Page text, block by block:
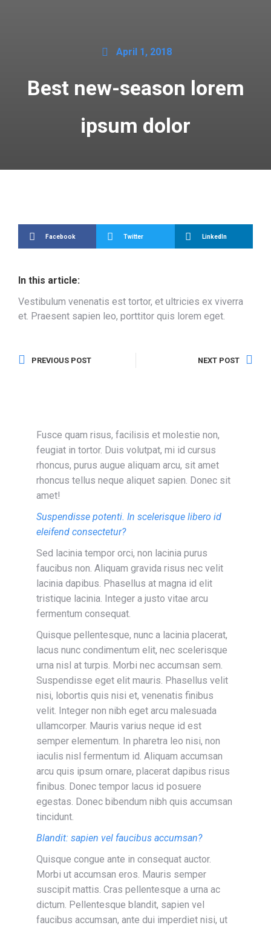
April 1, 2018
Best new-season lorem
ipsum dolor
Fusce quam risus, facilisis et molestie non,
feugiat in tortor. Duis volutpat, mi id cursus
rhoncus, purus augue aliquam arcu, sit amet
rhoncus tellus neque aliquet sapien. Donec sit
amet!
Suspendisse potenti. In scelerisque libero id
eleifend consectetur?
Sed lacinia tempor orci, non lacinia purus
faucibus non. Aliquam gravida risus nec velit
lacinia dapibus. Phasellus at magna id elit
tristique lacinia. Integer a justo vitae arcu
fermentum consequat.
Quisque pellentesque, nunc a lacinia placerat,
lacus nunc condimentum elit, nec scelerisque
urna nisl at turpis. Morbi nec accumsan sem.
Suspendisse eget elit mauris. Phasellus velit
nisi, lobortis quis nisi et, venenatis finibus
velit. Integer non nibh eget arcu malesuada
ullamcorper. Mauris varius neque id est
semper elementum. In pharetra leo nisi, non
iaculis nisl fermentum id. Aliquam accumsan
arcu quis ipsum ornare, placerat dapibus risus
finibus. Donec tempor lacus id posuere
egestas. Donec bibendum nibh quis accumsan
tincidunt.
Blandit: sapien vel faucibus accumsan?
Quisque congue ante in consequat auctor.
Morbi ut accumsan eros. Mauris semper
suscipit mattis. Cras pellentesque a urna ac
dictum. Pellentesque blandit, sapien vel
faucibus accumsan, ante dui imperdiet nisi, ut
Facebook Twitter LinkedIn
In this article:
Vestibulum venenatis est tortor, et ultricies ex viverra
et. Praesent sapien leo, porttitor quis lorem eget.
PREVIOUS POST NEXT POST